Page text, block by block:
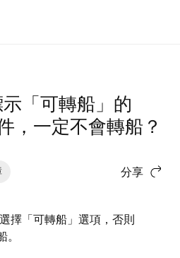
「可轉船」的
，一定不會轉船？
分享
擇「可轉船」選項，否則